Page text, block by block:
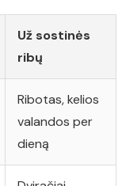
Už sostinės
ribų
Ribotas, kelios
valandos per
dieną